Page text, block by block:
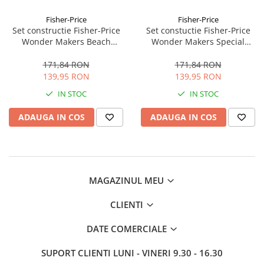
Accesorii Electrocasnice Mici
Filtre Purificatoare Aer
Accesorii Piese Aer Conditionat
Fisher-Price
Set constructie Fisher-Price
Wonder Makers Beach
171,84 RON
139,95 RON
IN STOC
ADAUGA IN COS
Fisher-Price
Set constuctie Fisher-Price
Wonder Makers Special
171,84 RON
139,95 RON
IN STOC
ADAUGA IN COS
MAGAZINUL MEU
CLIENTI
DATE COMERCIALE
SUPORT CLIENTI LUNI - VINERI 9.30 - 16.30